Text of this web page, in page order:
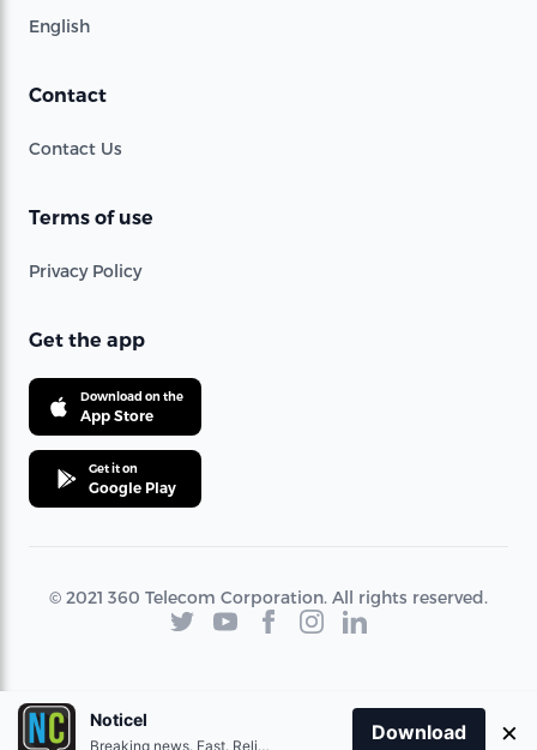
English
Contact
Contact Us
Terms of use
Privacy Policy
Get the app
Download on the
App Store
Get it on
Google Play
© 2021 360 Telecom Corporation. All rights reserved.
Noticel
Breaking news. Fast. Reliable.
Download ×